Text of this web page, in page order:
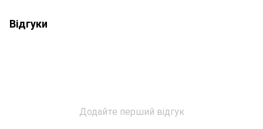
Відгуки
Додайте перший відгук